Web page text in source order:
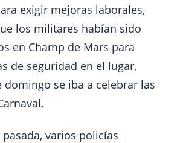
exigir mejoras laborales,
los militares habían sido
en Champ de Mars para
de seguridad en el lugar,
domingo se iba a celebrar las
pasada, varios policías